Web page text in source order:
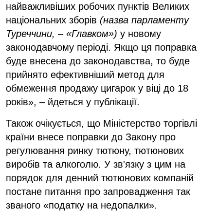
найважливіших робочих пунктів Великих
національних зборів (назва парламенту
Туреччини, – «Главком») у новому
законодавчому періоді. Якщо ця поправка
буде внесена до законодавства, то буде
прийнято ефективніший метод для
обмеження продажу цигарок у віці до 18
років», – йдеться у публікації.
Також очікується, що Міністерство торгівлі
країни внесе поправки до Закону про
регулювання ринку тютюну, тютюнових
виробів та алкоголю. У зв'язку з цим на
порядок для денний тютюнових компаній
постане питання про запровадження так
званого «податку на недопалки».